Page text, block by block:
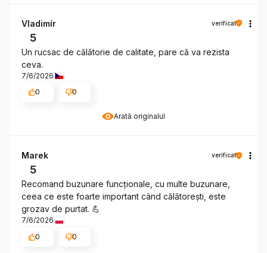
Arată originalul
Vladimír verificat
5
Un rucsac de călătorie de calitate, pare că va rezista
ceva.
7/6/2026
0
0
Marek verificat
5
Recomand buzunare funcționale, cu multe buzunare,
ceea ce este foarte important când călătorești, este
grozav de purtat. 💪
7/6/2026
0
0